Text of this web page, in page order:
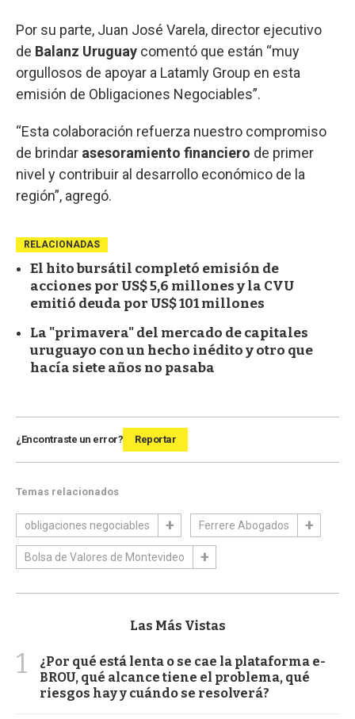
Por su parte, Juan José Varela, director ejecutivo
de Balanz Uruguay comentó que están “muy
orgullosos de apoyar a Latamly Group en esta
emisión de Obligaciones Negociables”.
“Esta colaboración refuerza nuestro compromiso
de brindar asesoramiento financiero de primer
nivel y contribuir al desarrollo económico de la
región”, agregó.
RELACIONADAS
El hito bursátil completó emisión de
acciones por US$ 5,6 millones y la CVU
emitió deuda por US$ 101 millones
La "primavera" del mercado de capitales
uruguayo con un hecho inédito y otro que
hacía siete años no pasaba
¿Encontraste un error? Reportar
Temas relacionados
obligaciones negociables Ferrere Abogados
Bolsa de Valores de Montevideo
Las Más Vistas
1
¿Por qué está lenta o se cae la plataforma e-
BROU, qué alcance tiene el problema, qué
riesgos hay y cuándo se resolverá?